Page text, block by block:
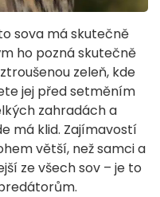
sova má skutečně
ho pozná skutečně
zeleň, kde
jej před setměním
zahradách a
má klid. Zajímavostí
větší, než samci a
ze všech sov – je to